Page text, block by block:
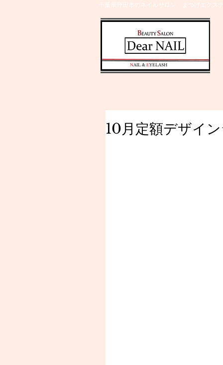
千葉県野田市のネイルサロン、まつげエク
​NAIL & EYELASH
10月定額デザイ